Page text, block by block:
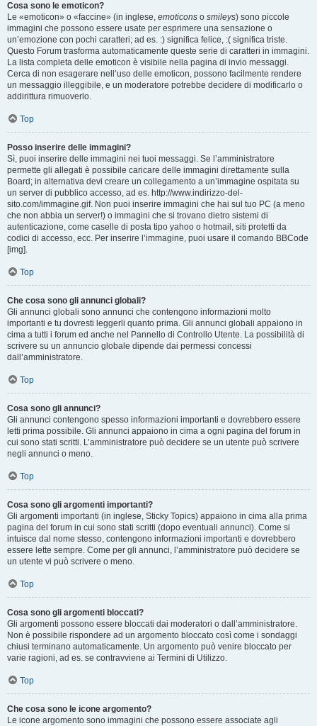
Cosa sono le emoticon?
Le «emoticon» o «faccine» (in inglese, emoticons o smileys) sono piccole
immagini che possono essere usate per esprimere una sensazione o
un’emozione con pochi caratteri; ad es. :) significa felice, :( significa triste.
Questo Forum trasforma automaticamente queste serie di caratteri in immagini.
La lista completa delle emoticon è visibile nella pagina di invio messaggi.
Cerca di non esagerare nell’uso delle emoticon, possono facilmente rendere
un messaggio illeggibile, e un moderatore potrebbe decidere di modificarlo o
addirittura rimuoverlo.
Top
Posso inserire delle immagini?
Sì, puoi inserire delle immagini nei tuoi messaggi. Se l’amministratore
permette gli allegati è possibile caricare delle immagini direttamente sulla
Board; in alternativa devi creare un collegamento a un’immagine ospitata su
un server di pubblico accesso, ad es. http://www.indirizzo-del-
sito.com/immagine.gif. Non puoi inserire immagini che hai sul tuo PC (a meno
che non abbia un server!) o immagini che si trovano dietro sistemi di
autenticazione, come caselle di posta tipo yahoo o hotmail, siti protetti da
codici di accesso, ecc. Per inserire l’immagine, puoi usare il comando BBCode
[img].
Top
Che cosa sono gli annunci globali?
Gli annunci globali sono annunci che contengono informazioni molto
importanti e tu dovresti leggerli quanto prima. Gli annunci globali appaiono in
cima a tutti i forum ed anche nel Pannello di Controllo Utente. La possibilità di
scrivere su un annuncio globale dipende dai permessi concessi
dall’amministratore.
Top
Cosa sono gli annunci?
Gli annunci contengono spesso informazioni importanti e dovrebbero essere
letti prima possibile. Gli annunci appaiono in cima a ogni pagina del forum in
cui sono stati scritti. L’amministratore può decidere se un utente può scrivere
negli annunci o meno.
Top
Cosa sono gli argomenti importanti?
Gli argomenti importanti (in inglese, Sticky Topics) appaiono in cima alla prima
pagina del forum in cui sono stati scritti (dopo eventuali annunci). Come si
intuisce dal nome stesso, contengono informazioni importanti e dovrebbero
essere lette sempre. Come per gli annunci, l’amministratore può decidere se
un utente vi può scrivere o meno.
Top
Cosa sono gli argomenti bloccati?
Gli argomenti possono essere bloccati dai moderatori o dall’amministratore.
Non è possibile rispondere ad un argomento bloccato così come i sondaggi
chiusi terminano automaticamente. Un argomento può venire bloccato per
varie ragioni, ad es. se contravviene ai Termini di Utilizzo.
Top
Che cosa sono le icone argomento?
Le icone argomento sono immagini che possono essere associate agli